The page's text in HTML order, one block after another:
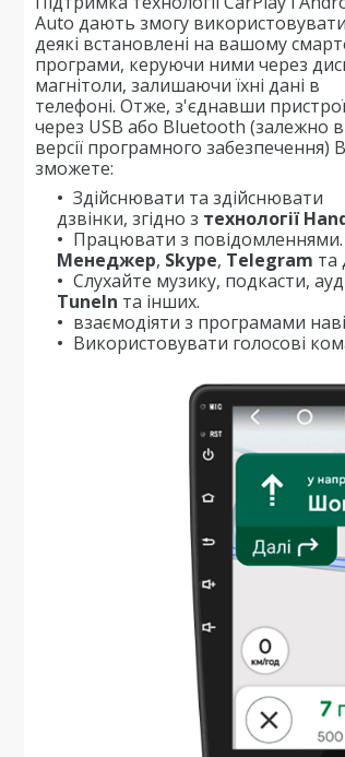
Auto дають змогу використовувати
деякі встановлені на вашому
програми, керуючи ними через
магнітоли, залишаючи їхні дані в
телефоні. Отже, з'єднавши пристрої
через USB або Bluetooth (залежно
версії програмного забезпечення)
зможете:
Здійснювати та здійснювати
дзвінки, згідно з технології
Працювати з повідомленнями.
Менеджер, Skype, Telegram та
Слухайте музику, подкасти,
TuneIn та інших.
взаємодіяти з програмами
Використовувати голосові